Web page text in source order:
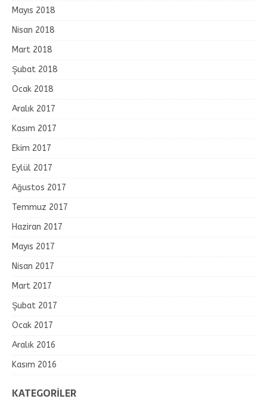
Mayıs 2018
Nisan 2018
Mart 2018
Şubat 2018
Ocak 2018
Aralık 2017
Kasım 2017
Ekim 2017
Eylül 2017
Ağustos 2017
Temmuz 2017
Haziran 2017
Mayıs 2017
Nisan 2017
Mart 2017
Şubat 2017
Ocak 2017
Aralık 2016
Kasım 2016
KATEGORILER